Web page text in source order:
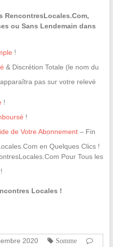
RencontresLocales.Com,
ou Sans Lendemain dans
!
& Discrétion Totale (le nom du
pas sur votre relevé
!
!
de Votre Abonnement– Fin
en Quelques Clics !
Pour Tous les
!
Locales !
2020
Somme